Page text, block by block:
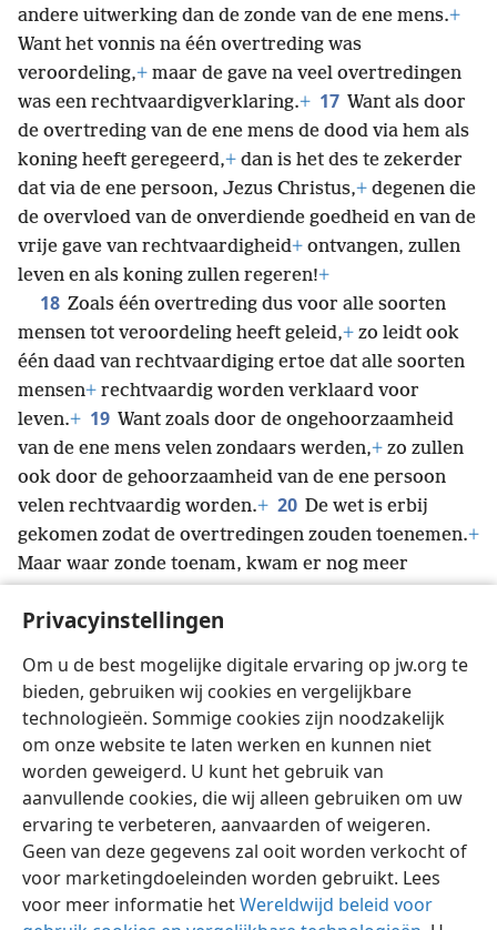
Privacyinstellingen
Om u de best mogelijke digitale ervaring op jw.org te
bieden, gebruiken wij cookies en vergelijkbare
technologieën. Sommige cookies zijn noodzakelijk
om onze website te laten werken en kunnen niet
worden geweigerd. U kunt het gebruik van
aanvullende cookies, die wij alleen gebruiken om uw
ervaring te verbeteren, aanvaarden of weigeren.
Geen van deze gegevens zal ooit worden verkocht of
voor marketingdoeleinden worden gebruikt. Lees
voor meer informatie hetWereldwijd beleid voor
andere uitwerking dan de zonde van de ene mens.+
Want het vonnis na één overtreding was
veroordeling,+ maar de gave na veel overtredingen
was een rechtvaardigverklaring.+ 17 Want als door
de overtreding van de ene mens de dood via hem als
koning heeft geregeerd,+ dan is het des te zekerder
dat via de ene persoon, Jezus Christus,+ degenen die
de overvloed van de onverdiende goedheid en van de
vrije gave van rechtvaardigheid+ ontvangen, zullen
leven en als koning zullen regeren!+
18 Zoals één overtreding dus voor alle soorten
mensen tot veroordeling heeft geleid,+ zo leidt ook
één daad van rechtvaardiging ertoe dat alle soorten
mensen+ rechtvaardig worden verklaard voor
leven.+ 19 Want zoals door de ongehoorzaamheid
van de ene mens velen zondaars werden,+ zo zullen
ook door de gehoorzaamheid van de ene persoon
velen rechtvaardig worden.+ 20 De wet is erbij
gekomen zodat de overtredingen zouden toenemen.+
Maar waar zonde toenam, kwam er nog meer
21
zoals de zonde als koning heeft geregeerd met de
regeren door rechtvaardigheid, wat leidt tot eeuwig
leven via onze Heer Jezus Christus. +
Nederlands Delen Instellingen
Copyright © 2026 Watch Tower Bible and Tract Society of Pennsylvania
Gebruiksvoorwaarden Privacybeleid
Privacyinstellingen
JW.ORG
Inloggen